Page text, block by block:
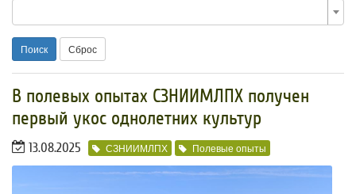
Поиск Сброс
В полевых опытах СЗНИИМЛПХ получен
первый укос однолетних культур
13.08.2025 СЗНИИМЛПХ Полевые опыты